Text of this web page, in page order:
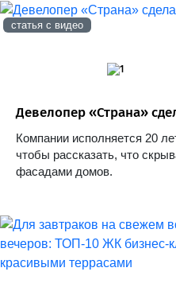
статья с видео
Девелопер «Страна»
Компании исполняется 20
чтобы рассказать, что
фасадами домов.
1